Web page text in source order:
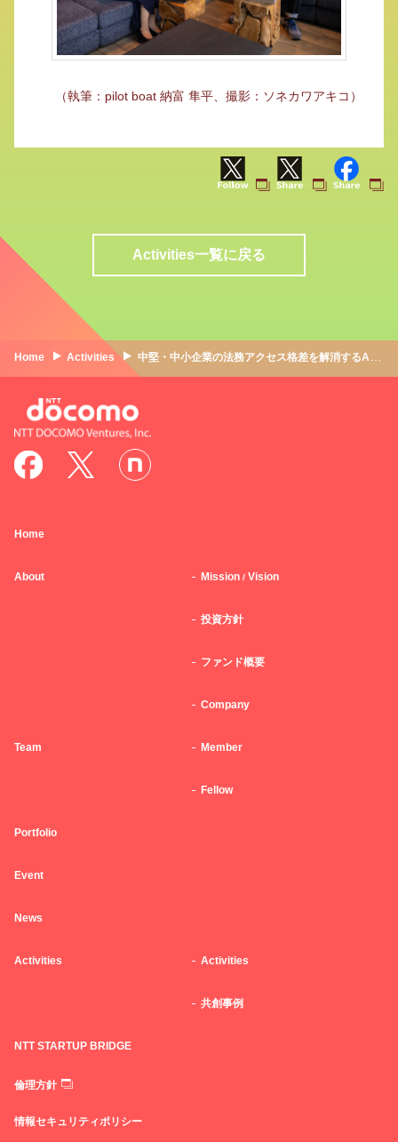
（執筆：pilot boat 納富 隼平、撮影：ソネカワアキコ）
Activities一覧に戻る
Home Activities 中堅・中小企業の法務アクセス格差を解消するAI契約書レビューサービス「LeCHECK」。販売や生成AIでNTTグループと共創へ｜リセ ✕ NTTドコモ・ベンチャーズ
Home
About Mission / Vision
投資方針
ファンド概要
Company
Team Member
Fellow
Portfolio
Event
News
Activities Activities
共創事例
NTT STARTUP BRIDGE
倫理方針
情報セキュリティポリシー